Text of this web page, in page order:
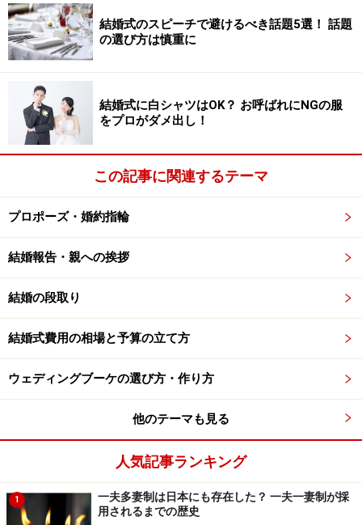
結婚式のスピーチで避けるべき話題5選！ 話題
の選び方は慎重に
結婚式に白シャツはOK？ お呼ばれにNGの服
をプロがダメ出し！
この記事に関連するテーマ
プロポーズ・婚約指輪
結婚報告・親への挨拶
結婚の段取り
結婚式費用の相場と予算の立て方
ウェディングブーケの選び方・作り方
他のテーマも見る
人気記事ランキング
1
一夫多妻制は日本にも存在した？ 一夫一妻制が採
用されるまでの歴史